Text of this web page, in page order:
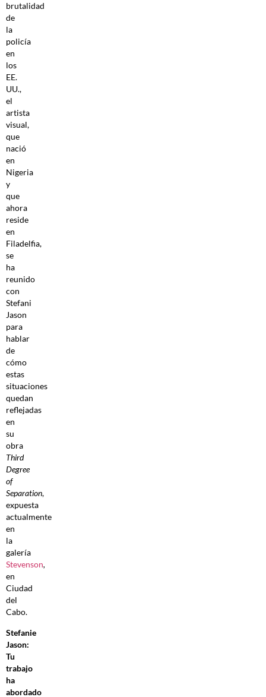
brutalidad
de
la
policía
en
los
EE.
UU.,
el
artista
visual,
que
nació
en
Nigeria
y
que
ahora
reside
en
Filadelfia,
se
ha
reunido
con
Stefani
Jason
para
hablar
de
cómo
estas
situaciones
quedan
reflejadas
en
su
obra
Third
Degree
of
Separation,
expuesta
actualmente
en
la
galería
Stevenson,
en
Ciudad
del
Cabo.
Stefanie
Jason:
Tu
trabajo
ha
abordado